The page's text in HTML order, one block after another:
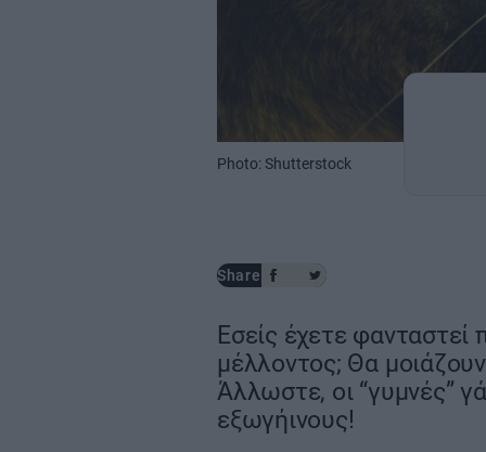
Photo: Shutterstock
Share
Εσείς έχετε
μέλλοντος; Θα
Άλλωστε, οι “γυμνές”
εξωγήινους!